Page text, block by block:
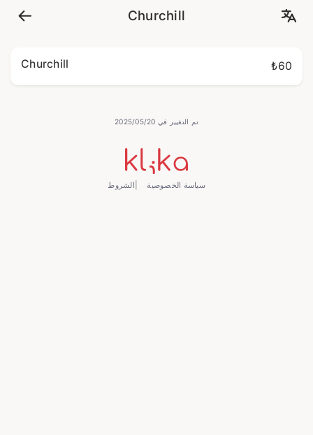
Churchill
Churchill ₺60
تم التغيير في 20‏/05‏/2025
الشروط سياسة الخصوصية